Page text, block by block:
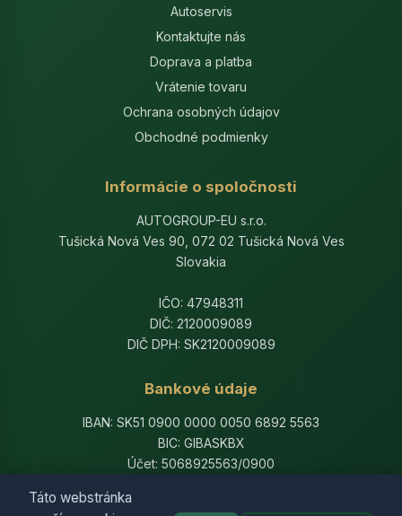
Táto webstránka
Autoservis
Kontaktujte nás
Doprava a platba
Vrátenie tovaru
Ochrana osobných údajov
Obchodné podmienky
Informácie o spoločnosti
AUTOGROUP-EU s.r.o.
Tušická Nová Ves 90, 072 02 Tušická Nová Ves
Slovakia
IČO: 47948311
DIČ: 2120009089
DIČ DPH: SK2120009089
Bankové údaje
IBAN: SK51 0900 0000 0050 6892 5563
BIC: GIBASKBX
Účet: 5068925563/0900